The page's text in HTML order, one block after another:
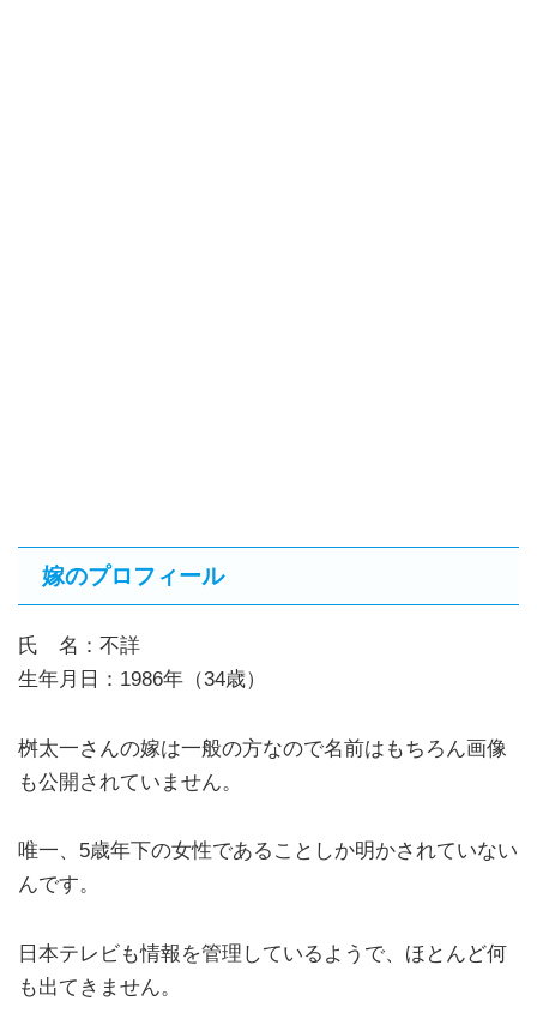
嫁のプロフィール
氏 名：不詳
生年月日：1986年（34歳）
桝太一さんの嫁は一般の方なので名前はもちろん画像
も公開されていません。
唯一、5歳年下の女性であることしか明かされていない
んです。
日本テレビも情報を管理しているようで、ほとんど何
も出てきません。